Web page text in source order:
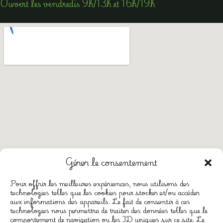
Gérer le consentement
Pour offrir les meilleures expériences, nous utilisons des
technologies telles que les cookies pour stocker et/ou accéder
aux informations des appareils. Le fait de consentir à ces
technologies nous permettra de traiter des données telles que le
comportement de navigation ou les ID uniques sur ce site. Le
Ouvert les vendredis 9h/13h et 16h/19h
CGV